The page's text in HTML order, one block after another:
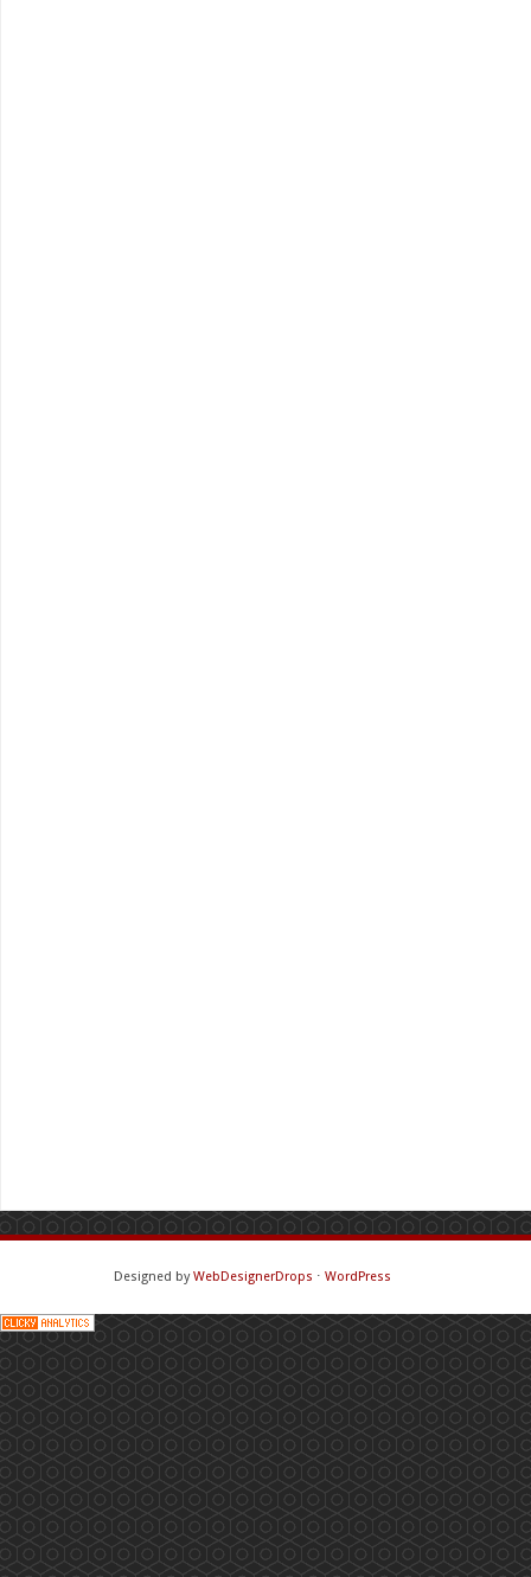
Designed byWebDesignerDrops ⋅ WordPress